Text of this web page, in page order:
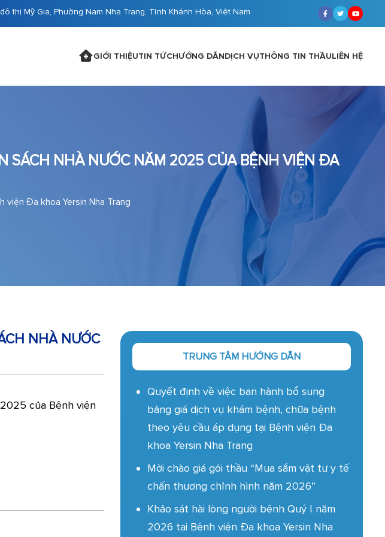
thị Mỹ Gia, Phường Nam Nha Trang, Tỉnh Khánh Hòa, Việt Nam
GIỚI THIỆUTIN TỨCHƯỚNG DẪNDỊCH VỤTHÔNG TIN THẦULIÊN HỆ
SÁCH NHÀ NƯỚC NĂM 2025 CỦA BỆNH VIỆN ĐA
Đa khoa Yersin Nha Trang
NHÀ NƯỚC
của Bệnh viện
TRUNG TÂM HƯỚNG DẪN
Quyết định về việc ban hành bổ sung
bảng giá dịch vụ khám bệnh, chữa bệnh
theo yêu cầu áp dụng tại Bệnh viện Đa
khoa Yersin Nha Trang
Mời chào giá gói thầu “Mua sắm vật tư y tế
chấn thương chỉnh hình năm 2026”
Khảo sát hài lòng người bệnh Quý I năm
2026 tại Bệnh viện Đa khoa Yersin Nha